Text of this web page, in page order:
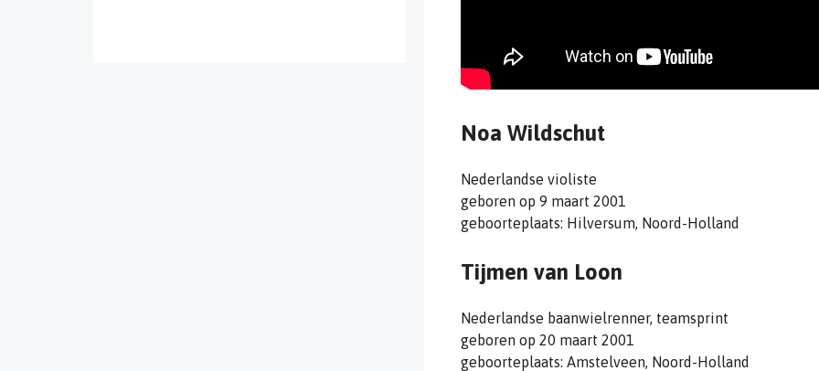
Noa Wildschut
Nederlandse violiste
geboren op 9 maart 2001
geboorteplaats: Hilversum, Noord-Holland
Tijmen van Loon
Nederlandse baanwielrenner, teamsprint
geboren op 20 maart 2001
geboorteplaats: Amstelveen, Noord-Holland